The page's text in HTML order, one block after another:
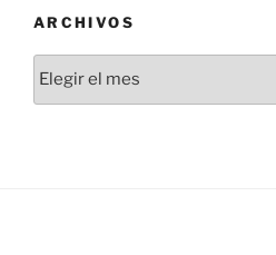
ARCHIVOS